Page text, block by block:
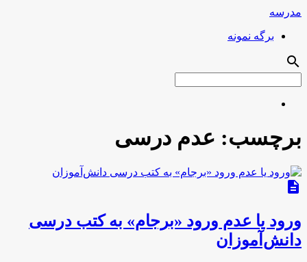
مدرسه
برگه نمونه
search
برچسب: عدم درسی
description
ورود یا عدم ورود «برجام» به کتب درسی
دانش‌آموزان